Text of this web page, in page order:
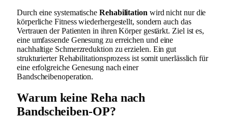
Durch eine systematische Rehabilitation wird nicht nur die
körperliche Fitness wiederhergestellt, sondern auch das
Vertrauen der Patienten in ihren Körper gestärkt. Ziel ist es,
eine umfassende Genesung zu erreichen und eine
nachhaltige Schmerzreduktion zu erzielen. Ein gut
strukturierter Rehabilitationsprozess ist somit unerlässlich für
eine erfolgreiche Genesung nach einer
Bandscheibenoperation.
Warum keine Reha nach
Bandscheiben-OP?